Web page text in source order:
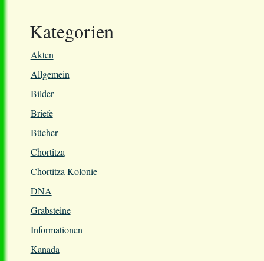
Kategorien
Akten
Allgemein
Bilder
Briefe
Bücher
Chortitza
Chortitza Kolonie
DNA
Grabsteine
Informationen
Kanada